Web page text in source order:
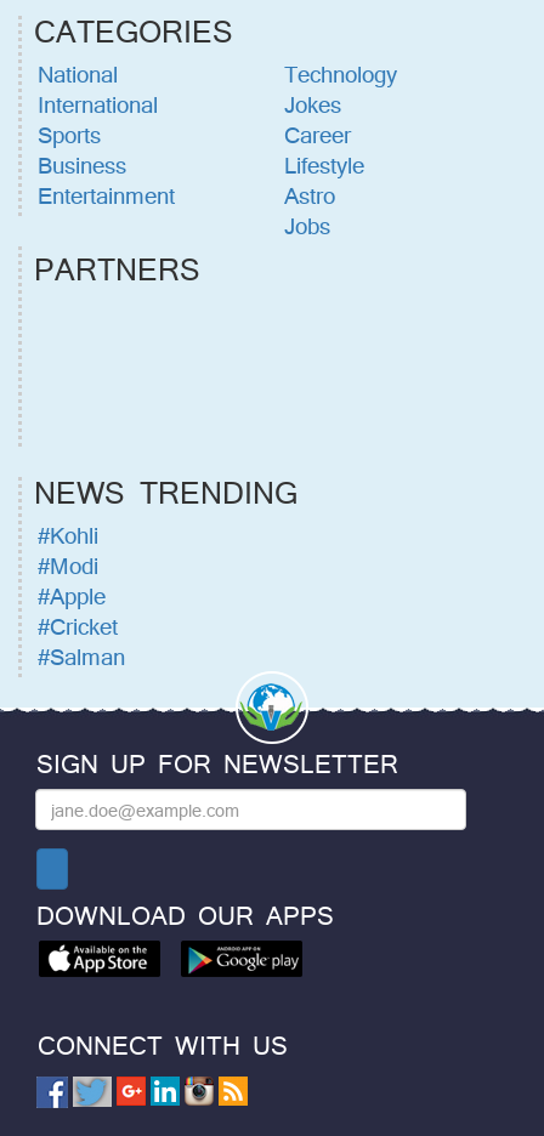
CATEGORIES
National
International
Sports
Business
Entertainment
Technology
Jokes
Career
Lifestyle
Astro
Jobs
PARTNERS
NEWS TRENDING
#Kohli
#Modi
#Apple
#Cricket
#Salman
SIGN UP FOR NEWSLETTER
DOWNLOAD OUR APPS
CONNECT WITH US